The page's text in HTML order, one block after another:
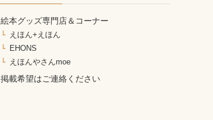
絵本グッズ専門店＆コーナー
えほん+えほん
EHONS
えほんやさんmoe
掲載希望はご連絡ください